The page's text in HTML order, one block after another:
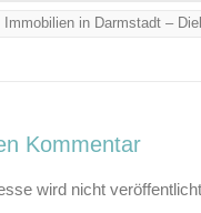
Immobilien in Darmstadt –
Kommentar
wird nicht